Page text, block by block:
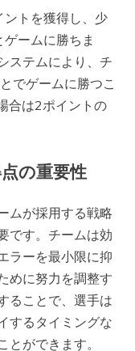
トを獲得し、少
ームに勝ちま
ステムにより、チ
でゲームに勝つこ
合は2ポイントの
の重要性
ムが採用する戦略
です。チームは効
ラーを最小限に抑
めに努力を調整す
ることで、選手は
するタイミングな
ができます。